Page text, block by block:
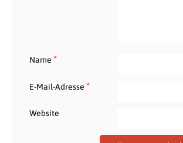
Name *
E-Mail-Adresse *
Website